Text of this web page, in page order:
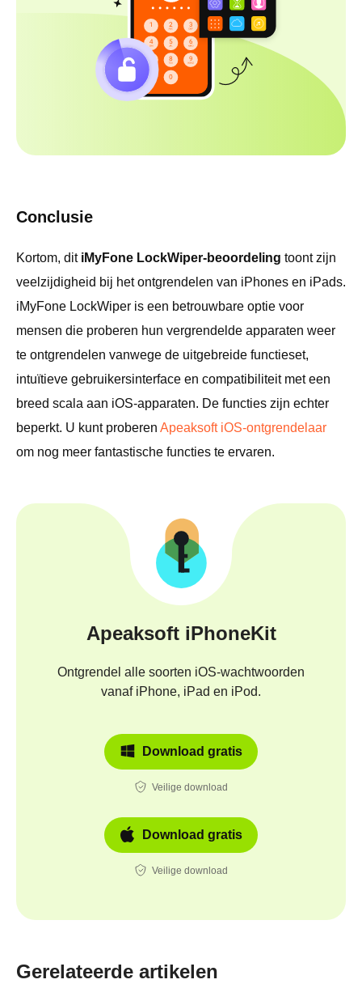
Conclusie
Kortom, dit iMyFone LockWiper-beoordeling toont zijn
veelzijdigheid bij het ontgrendelen van iPhones en iPads.
iMyFone LockWiper is een betrouwbare optie voor
mensen die proberen hun vergrendelde apparaten weer
te ontgrendelen vanwege de uitgebreide functieset,
intuïtieve gebruikersinterface en compatibiliteit met een
breed scala aan iOS-apparaten. De functies zijn echter
beperkt. U kunt proberen Apeaksoft iOS-ontgrendelaar
om nog meer fantastische functies te ervaren.
Apeaksoft iPhoneKit
Ontgrendel alle soorten iOS-wachtwoorden
vanaf iPhone, iPad en iPod.
Download gratis
Veilige download
Download gratis
Veilige download
Gerelateerde artikelen